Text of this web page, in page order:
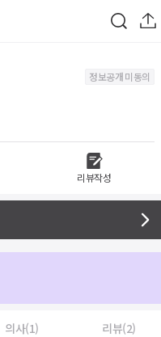
정보공개 미동의
리뷰작성
의사(1) 리뷰(2)